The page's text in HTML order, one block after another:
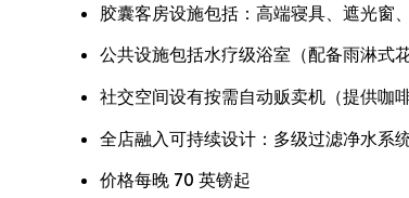
胶囊客房设施包括：高端寝具、遮光窗
公共设施包括水疗级浴室（配备雨淋式
社交空间设有按需自动贩卖机（提供咖
全店融入可持续设计：多级过滤净水系
价格每晚 70 英镑起